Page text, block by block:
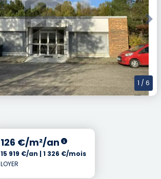
1 / 6
126 €/m²/an
15 919 €/an | 1 326 €/mois
LOYER